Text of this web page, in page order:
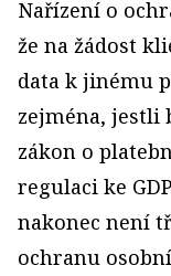
Nařízení o
že na žádost
data k jinému
zejména, jestli
zákon o
regulaci ke
nakonec není
ochranu